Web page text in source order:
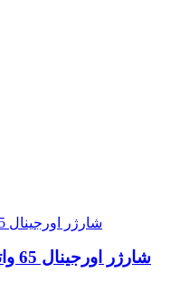
شارژر اورجینال 65 واتی هیسکا 126 با کابل تایپ سی